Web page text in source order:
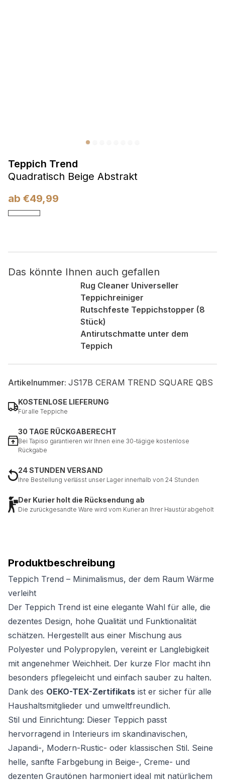
Teppich Trend
Quadratisch Beige Abstrakt
ab €49,99
Produktbeschreibung
Teppich Trend – Minimalismus, der dem Raum Wärme
verleiht
Der Teppich Trend ist eine elegante Wahl für alle, die
dezentes Design, hohe Qualität und Funktionalität
schätzen. Hergestellt aus einer Mischung aus
Polyester und Polypropylen, vereint er Langlebigkeit
mit angenehmer Weichheit. Der kurze Flor macht ihn
besonders pflegeleicht und einfach sauber zu halten.
Dank des OEKO-TEX-Zertifikats ist er sicher für alle
Haushaltsmitglieder und umweltfreundlich.
Stil und Einrichtung: Dieser Teppich passt
hervorragend in Interieurs im skandinavischen,
Japandi-, Modern-Rustic- oder klassischen Stil. Seine
helle, sanfte Farbgebung in Beige-, Creme- und
dezenten Grautönen harmoniert ideal mit natürlichem
Das könnte Ihnen auch gefallen
Rug Cleaner Universeller
Teppichreiniger
Rutschfeste Teppichstopper (8
Stück)
Antirutschmatte unter dem
Teppich
Artikelnummer: JS17B CERAM TREND SQUARE QBS
KOSTENLOSE LIEFERUNG
Für alle Teppiche
30 TAGE RÜCKGABERECHT
Bei Tapiso garantieren wir Ihnen eine 30-tägige kostenlose
Rückgabe
24 STUNDEN VERSAND
Ihre Bestellung verlässt unser Lager innerhalb von 24 Stunden
Der Kurier holt die Rücksendung ab
Die zurückgesandte Ware wird vom Kurier an Ihrer Haustür abgeholt
Marketing
Marketing-Cookies werden verwendet, um Benutzer über
Websites hinweg zu verfolgen. Das Ziel ist es, Anzeigen
anzuzeigen, die für den einzelnen Benutzer relevant und
ansprechend sind und somit wertvoller für Herausgeber und
Nicht kategorisiert.
Andere nicht kategorisierte Cookies sind solche, die
analysiert werden und noch keiner Kategorie zugeordnet
Alle ablehnen
Meine Einstellungen speichern
Alle akzeptieren